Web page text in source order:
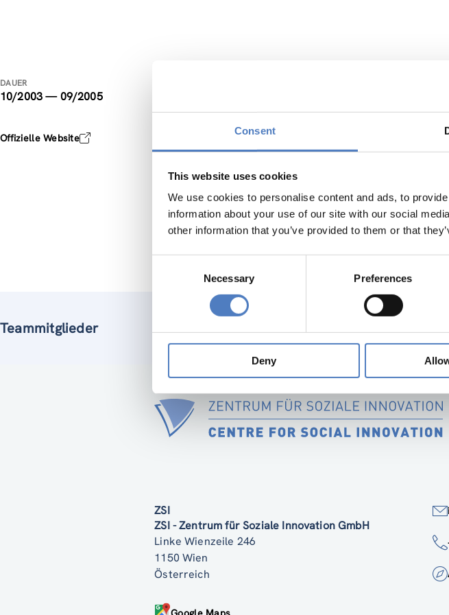
Consent
This website uses cookies
We use cookies to personalise content and ads, to
information about your use of our site with our social
other information that you’ve provided to them or that
Necessary Preferences
Deny
DAUER
10/2003 — 09/2005
Offizielle Website
www.nachhaltigkeit.at hat sich als
150 BesucherInnen am Tag hat es
aus Politik, Verwaltung und
Projekte vorgestellt. Damit ist
Spezialreportage aufbereitet.
In den Zuständigkeitsbereichs des
* Pflege des
* monatliche Aufbereitung und
Teammitglieder
ZSI
ZSI - Zentrum für Soziale Innovation GmbH
Linke Wienzeile 246
1150 Wien
Österreich